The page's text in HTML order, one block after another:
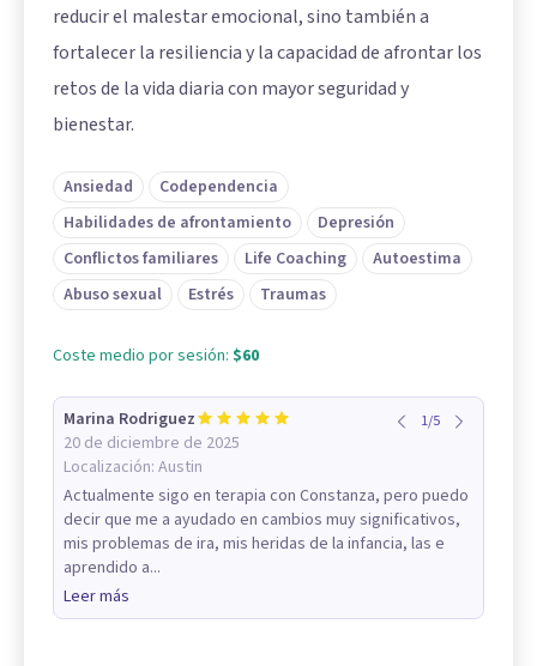
reducir el malestar emocional, sino también a
fortalecer la resiliencia y la capacidad de afrontar los
retos de la vida diaria con mayor seguridad y
bienestar.
Ansiedad
Codependencia
Habilidades de afrontamiento
Depresión
Conflictos familiares
Life Coaching
Autoestima
Abuso sexual
Estrés Traumas
Coste medio por sesión: $60
Marina Rodriguez
20 de diciembre de 2025
Localización: Austin
1/5
Actualmente sigo en terapia con Constanza, pero puedo
decir que me a ayudado en cambios muy significativos,
mis problemas de ira, mis heridas de la infancia, las e
aprendido a...
Leer más